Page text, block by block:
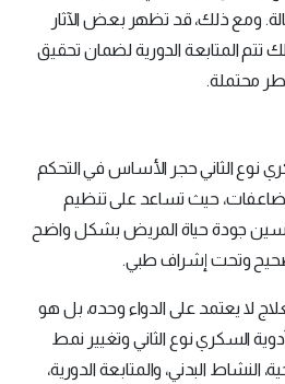
ومع ذلك، قد تظهر بعض الآثار
تتم المتابعة الدورية لضمان تحقيق
محتملة.
نوع الثاني حجر الأساس في التحكم
حيث تساعد على تنظيم
جودة حياة المريض بشكل واضح
وتحت إشراف طبي.
لا يعتمد على الدواء وحده، بل هو
السكري نوع الثاني وتغيير نمط
النشاط البدني، والمتابعة الدورية،